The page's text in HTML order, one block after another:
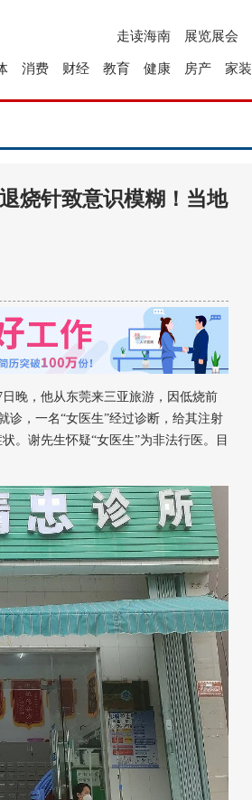
展览展会
走读海南
家装
房产
健康
教育
财经
消费
烧针致意识模糊！当地
晚，他从东莞来三亚旅游，因低烧前
诊，一名“女医生”经过诊断，给其注射
。谢先生怀疑“女医生”为非法行医。目